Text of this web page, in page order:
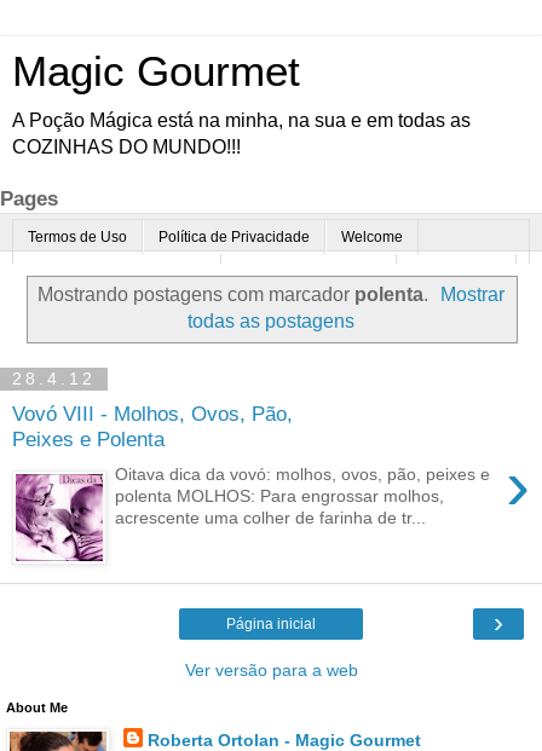
Magic Gourmet
A Poção Mágica está na minha, na sua e em todas as
COZINHAS DO MUNDO!!!
Pages
Termos de Uso Política de Privacidade Welcome
Enoturismo Minha Cozinha Dicas da vovó Mais
Parcerias Contato
Mostrando postagens com marcador polenta.
Mostrar
todas as postagens
28.4.12
Vovó VIII - Molhos, Ovos, Pão,
Peixes e Polenta
›
Oitava dica da vovó: molhos, ovos, pão, peixes e
polenta MOLHOS: Para engrossar molhos,
acrescente uma colher de farinha de tr...
›
Página inicial
Ver versão para a web
About Me
Roberta Ortolan - Magic Gourmet